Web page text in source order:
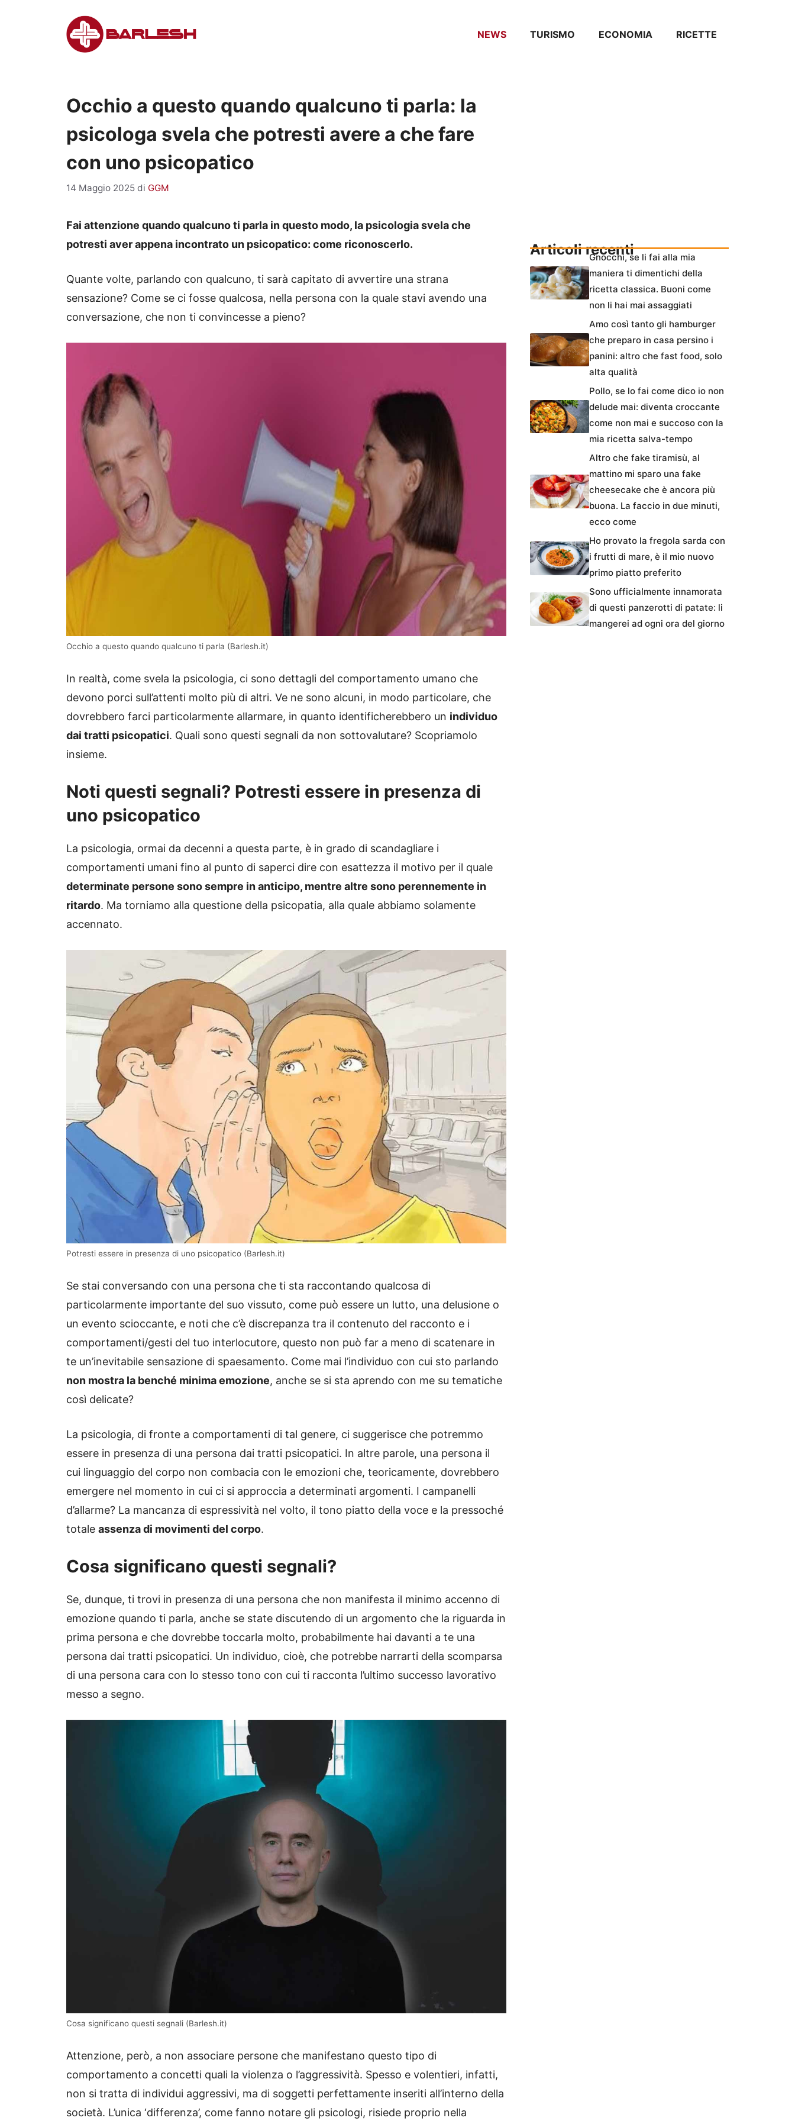
NEWS TURISMO ECONOMIA RICETTE
Occhio a questo quando qualcuno ti parla: la
psicologa svela che potresti avere a che fare
con uno psicopatico
14 Maggio 2025 di GGM
Fai attenzione quando qualcuno ti parla in questo modo, la psicologia svela che
potresti aver appena incontrato un psicopatico: come riconoscerlo.
Quante volte, parlando con qualcuno, ti sarà capitato di avvertire una strana
sensazione? Come se ci fosse qualcosa, nella persona con la quale stavi avendo una
conversazione, che non ti convincesse a pieno?
Occhio a questo quando qualcuno ti parla (Barlesh.it)
In realtà, come svela la psicologia, ci sono dettagli del comportamento umano che
devono porci sull’attenti molto più di altri. Ve ne sono alcuni, in modo particolare, che
dovrebbero farci particolarmente allarmare, in quanto identificherebbero un individuo
dai tratti psicopatici. Quali sono questi segnali da non sottovalutare? Scopriamolo
insieme.
Noti questi segnali? Potresti essere in presenza di
uno psicopatico
La psicologia, ormai da decenni a questa parte, è in grado di scandagliare i
comportamenti umani fino al punto di saperci dire con esattezza il motivo per il quale
determinate persone sono sempre in anticipo, mentre altre sono perennemente in
ritardo. Ma torniamo alla questione della psicopatia, alla quale abbiamo solamente
accennato.
Potresti essere in presenza di uno psicopatico (Barlesh.it)
Se stai conversando con una persona che ti sta raccontando qualcosa di
particolarmente importante del suo vissuto, come può essere un lutto, una delusione o
un evento scioccante, e noti che c’è discrepanza tra il contenuto del racconto e i
comportamenti/gesti del tuo interlocutore, questo non può far a meno di scatenare in
te un’inevitabile sensazione di spaesamento. Come mai l’individuo con cui sto parlando
non mostra la benché minima emozione, anche se si sta aprendo con me su tematiche
così delicate?
La psicologia, di fronte a comportamenti di tal genere, ci suggerisce che potremmo
essere in presenza di una persona dai tratti psicopatici. In altre parole, una persona il
cui linguaggio del corpo non combacia con le emozioni che, teoricamente, dovrebbero
emergere nel momento in cui ci si approccia a determinati argomenti. I campanelli
d’allarme? La mancanza di espressività nel volto, il tono piatto della voce e la pressoché
totale assenza di movimenti del corpo.
Cosa significano questi segnali?
Se, dunque, ti trovi in presenza di una persona che non manifesta il minimo accenno di
emozione quando ti parla, anche se state discutendo di un argomento che la riguarda in
prima persona e che dovrebbe toccarla molto, probabilmente hai davanti a te una
persona dai tratti psicopatici. Un individuo, cioè, che potrebbe narrarti della scomparsa
di una persona cara con lo stesso tono con cui ti racconta l’ultimo successo lavorativo
messo a segno.
Cosa significano questi segnali (Barlesh.it)
Attenzione, però, a non associare persone che manifestano questo tipo di
comportamento a concetti quali la violenza o l’aggressività. Spesso e volentieri, infatti,
non si tratta di individui aggressivi, ma di soggetti perfettamente inseriti all’interno della
società. L’unica ‘differenza’, come fanno notare gli psicologi, risiede proprio nella
Articoli recentiGnocchi, se li fai alla mia
maniera ti dimentichi della
ricetta classica. Buoni come
non li hai mai assaggiati
Amo così tanto gli hamburger
che preparo in casa persino i
panini: altro che fast food, solo
alta qualità
Pollo, se lo fai come dico io non
delude mai: diventa croccante
come non mai e succoso con la
mia ricetta salva-tempo
Altro che fake tiramisù, al
mattino mi sparo una fake
cheesecake che è ancora più
buona. La faccio in due minuti,
ecco come
Ho provato la fregola sarda con
i frutti di mare, è il mio nuovo
primo piatto preferito
Sono ufficialmente innamorata
di questi panzerotti di patate: li
mangerei ad ogni ora del giorno